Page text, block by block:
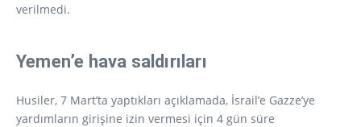
verilmedi.
Yemen’e hava saldırıları
Husiler, 7 Mart’ta yaptıkları açıklamada, İsrail’e Gazze’ye
yardımların girişine izin vermesi için 4 gün süre